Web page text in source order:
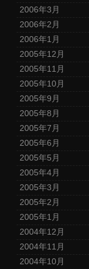
2006年3月
2006年2月
2006年1月
2005年12月
2005年11月
2005年10月
2005年9月
2005年8月
2005年7月
2005年6月
2005年5月
2005年4月
2005年3月
2005年2月
2005年1月
2004年12月
2004年11月
2004年10月